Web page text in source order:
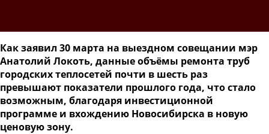
Как заявил 30 марта на выездном совещании мэр
Анатолий Локоть, данные объёмы ремонта труб
городских теплосетей почти в шесть раз
превышают показатели прошлого года, что стало
возможным, благодаря инвестиционной
программе и вхождению Новосибирска в новую
ценовую зону.